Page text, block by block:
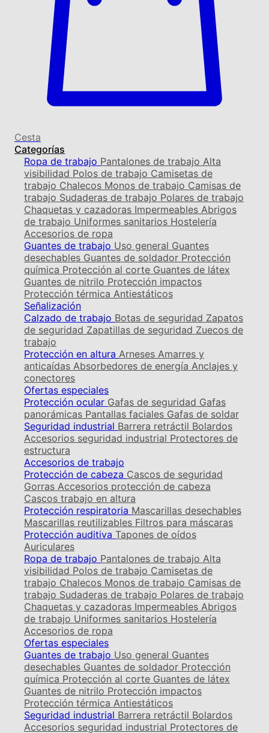
Cesta
Categorías
Ropa de trabajo Pantalones de trabajo Alta
visibilidad Polos de trabajo Camisetas de
trabajo Chalecos Monos de trabajo Camisas de
trabajo Sudaderas de trabajo Polares de trabajo
Chaquetas y cazadoras Impermeables Abrigos
de trabajo Uniformes sanitarios Hostelería
Accesorios de ropa
Guantes de trabajo Uso general Guantes
desechables Guantes de soldador Protección
química Protección al corte Guantes de látex
Guantes de nitrilo Protección impactos
Protección térmica Antiestáticos
Señalización
Calzado de trabajo Botas de seguridad Zapatos
de seguridad Zapatillas de seguridad Zuecos de
trabajo
Protección en altura Arneses Amarres y
anticaídas Absorbedores de energía Anclajes y
conectores
Ofertas especiales
Protección ocular Gafas de seguridad Gafas
panorámicas Pantallas faciales Gafas de soldar
Seguridad industrial Barrera retráctil Bolardos
Accesorios seguridad industrial Protectores de
estructura
Accesorios de trabajo
Protección de cabeza Cascos de seguridad
Gorras Accesorios protección de cabeza
Cascos trabajo en altura
Protección respiratoria Mascarillas desechables
Mascarillas reutilizables Filtros para máscaras
Protección auditiva Tapones de oídos
Auriculares
Ropa de trabajo Pantalones de trabajo Alta
visibilidad Polos de trabajo Camisetas de
trabajo Chalecos Monos de trabajo Camisas de
trabajo Sudaderas de trabajo Polares de trabajo
Chaquetas y cazadoras Impermeables Abrigos
de trabajo Uniformes sanitarios Hostelería
Accesorios de ropa
Ofertas especiales
Guantes de trabajo Uso general Guantes
desechables Guantes de soldador Protección
química Protección al corte Guantes de látex
Guantes de nitrilo Protección impactos
Protección térmica Antiestáticos
Seguridad industrial Barrera retráctil Bolardos
Accesorios seguridad industrial Protectores de